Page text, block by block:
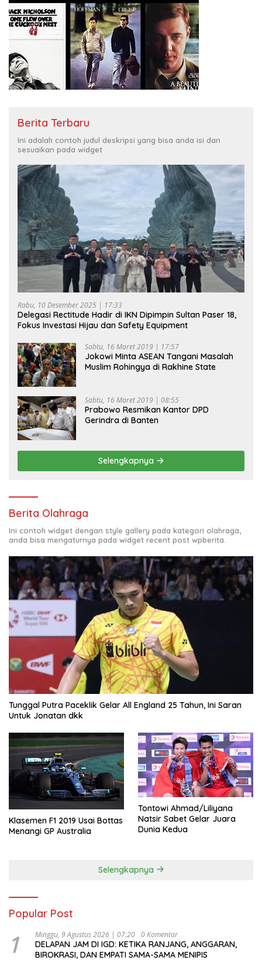
Berita Terbaru
Ini adalah contoh judul deskripsi yang bisa anda isi dan
sesuaikan pada widget
Rabu, 10 Desember 2025 | 17:33
Delegasi Rectitude Hadir di IKN Dipimpin Sultan Paser 18,
Fokus Investasi Hijau dan Safety Equipment
Sabtu, 16 Maret 2019 | 17:57
Jokowi Minta ASEAN Tangani Masalah
Muslim Rohingya di Rakhine State
Sabtu, 16 Maret 2019 | 08:55
Prabowo Resmikan Kantor DPD
Gerindra di Banten
Selengkapnya
Berita Olahraga
Ini contoh widget dengan style gallery pada kategori olahraga,
anda bisa mengaturnya pada widget recent post wpberita.
Tunggal Putra Paceklik Gelar All England 25 Tahun, Ini Saran
Untuk Jonatan dkk
Klasemen F1 2019 Usai Bottas
Menangi GP Australia
Tontowi Ahmad/Liliyana
Natsir Sabet Gelar Juara
Dunia Kedua
Selengkapnya
Popular Post
1 Minggu, 9 Agustus 2026 | 07:20 0 Komentar
DELAPAN JAM DI IGD: KETIKA RANJANG, ANGGARAN,
BIROKRASI, DAN EMPATI SAMA-SAMA MENIPIS